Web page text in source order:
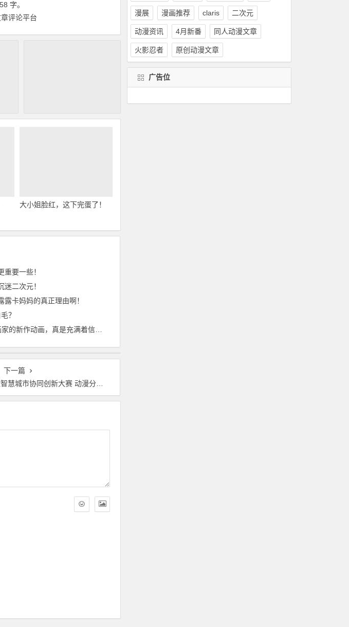
字。
评论平台
大小姐脸红，这下完蛋了！
重要一些！
迷二次元！
露卡妈妈的真正理由啊！
？
新作动画，真是充满着信任感呢
下一篇
同创新大赛 动漫分赛决赛在邕圆满落幕
漫展 漫画推荐 claris 二次元
动漫资讯 4月新番 同人动漫文章
火影忍者 原创动漫文章
广告位